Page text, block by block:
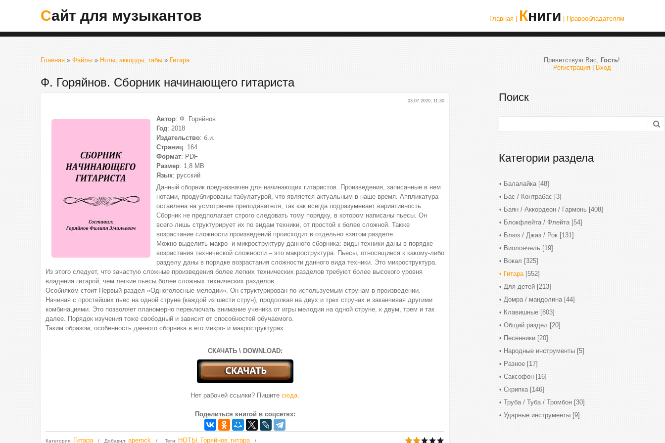
Сайт для музыкантов Главная | Книги | Правообладателям
Главная » Файлы » Ноты, аккорды, табы » Гитара
Ф. Горяйнов. Сборник начинающего гитариста
03.07.2020, 11:30
Автор: Ф. Горяйнов
Год: 2018
Издательство: б.и.
Страниц: 164
Формат: PDF
Размер: 1,8 МВ
Язык: русский
Данный сборник предназначен для начинающих гитаристов. Произведения, записанные в нем
нотами, продублированы табулатурой, что является актуальным в наше время. Аппликатура
оставлена на усмотрение преподавателя, так как всегда подразумевает вариативность.
Сборник не предполагает строго следовать тому порядку, в котором написаны пьесы. Он
всего лишь структурирует их по видам техники, от простой к более сложной. Также
возрастание сложности произведений происходит в отдельно взятом разделе.
Можно выделить макро- и микроструктуру данного сборника: виды техники даны в порядке
возрастания технической сложности – это макроструктура. Пьесы, относящиеся к какому-либо
разделу даны в порядке возрастания сложности данного вида техники. Это микроструктура.
Из этого следует, что зачастую сложные произведения более легких технических разделов требуют более высокого уровня
владения гитарой, чем легкие пьесы более сложных технических разделов.
Особняком стоит Первый раздел «Одноголосные мелодии». Он структурирован по используемым струнам в произведении.
Начиная с простейших пьес на одной струне (каждой из шести струн), продолжая на двух и трех струнах и заканчивая другими
комбинациями. Это позволяет планомерно переключать внимание ученика от игры мелодии на одной струне, к двум, трем и так
далее. Порядок изучения тоже свободный и зависит от способностей обучаемого.
Таким образом, особенность данного сборника в его микро- и макроструктурах.
СКАЧАТЬ \ DOWNLOAD:
Нет рабочей ссылки? Пишите сюда.
Поделиться книгой в соцсетях:
Категория: Гитара Добавил: aperock Теги: НОТЫ Горяйнов гитара
Приветствую Вас, Гость!
Регистрация| Вход
Поиск
Категории раздела
Балалайка [48]
Бас / Контрабас [3]
Баян / Аккордеон / Гармонь [408]
Блокфлейта / Флейта [54]
Блюз / Джаз / Рок [131]
Виолончель [19]
Вокал [325]
Гитара [552]
Для детей [213]
Домра / мандолина [44]
Клавишные [803]
Общий раздел [20]
Песенники [20]
Народные инструменты [5]
Разное [17]
Саксофон [16]
Скрипка [146]
Труба / Туба / Тромбон [30]
Ударные инструменты [9]